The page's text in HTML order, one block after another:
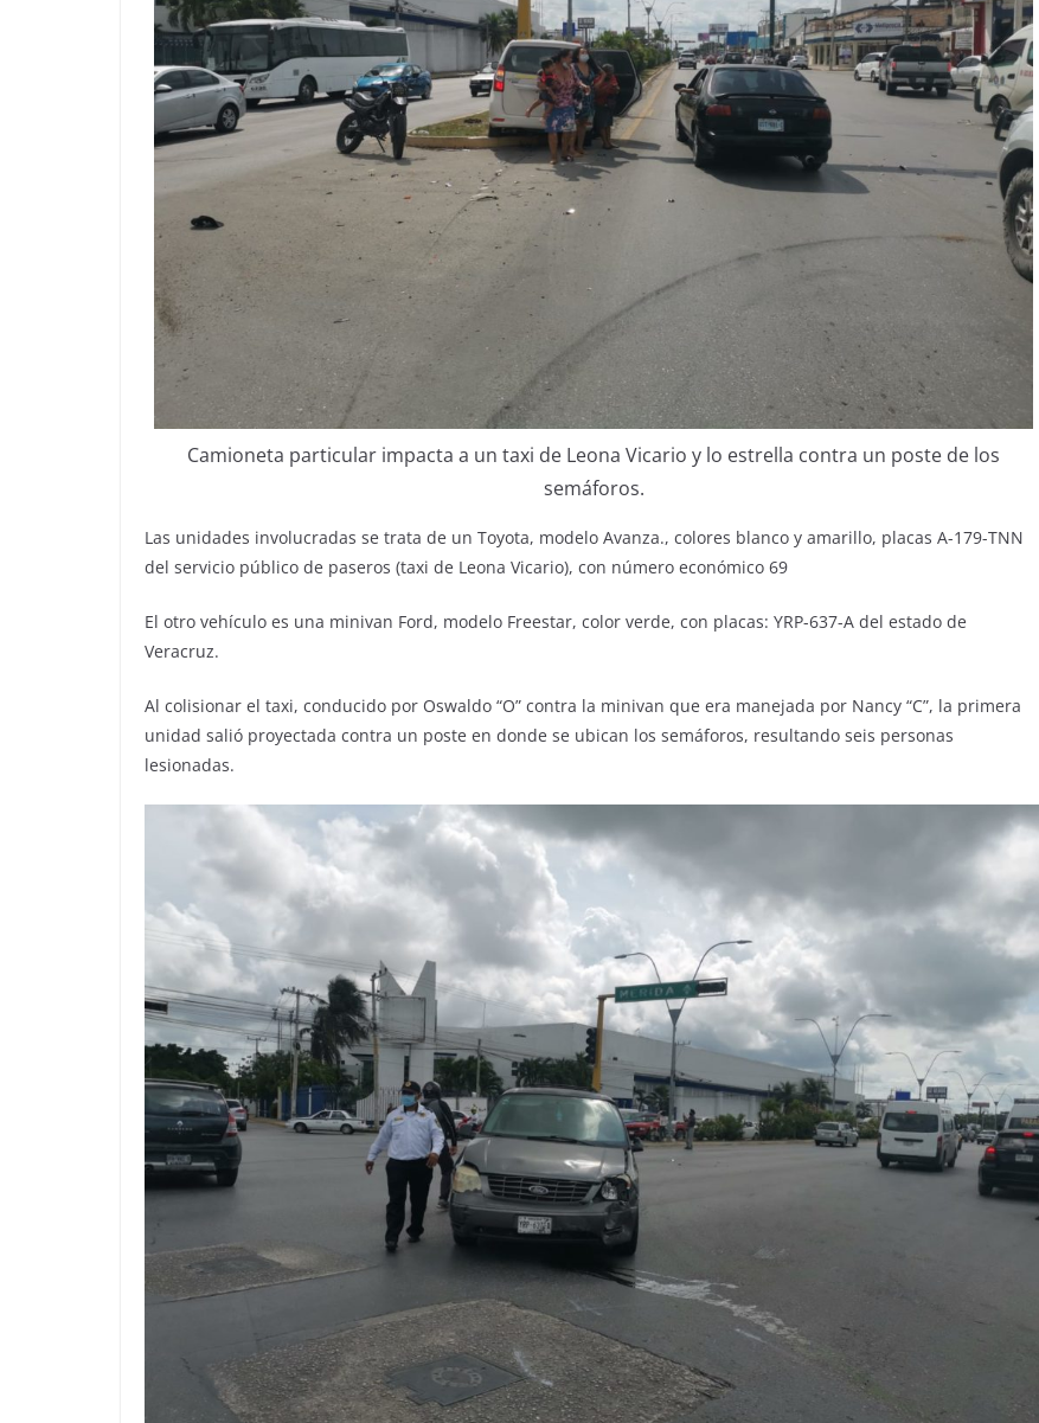
Camioneta particular impacta a un taxi de Leona Vicario y lo estrella contra un poste de los
semáforos.
Las unidades involucradas se trata de un Toyota, modelo Avanza., colores blanco y amarillo, placas A-179-TNN
del servicio público de paseros (taxi de Leona Vicario), con número económico 69
El otro vehículo es una minivan Ford, modelo Freestar, color verde, con placas: YRP-637-A del estado de
Veracruz.
Al colisionar el taxi, conducido por Oswaldo “O” contra la minivan que era manejada por Nancy “C”, la primera
unidad salió proyectada contra un poste en donde se ubican los semáforos, resultando seis personas
lesionadas.